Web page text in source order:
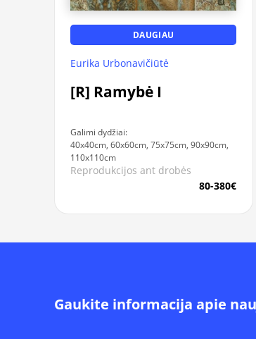
DAUGIAU
Eurika Urbonavičiūtė
[R] Ramybė I
Galimi dydžiai:
40x40cm, 60x60cm, 75x75cm, 90x90cm,
110x110cm
Reprodukcijos ant drobės
80-380€
Gaukite informacija apie